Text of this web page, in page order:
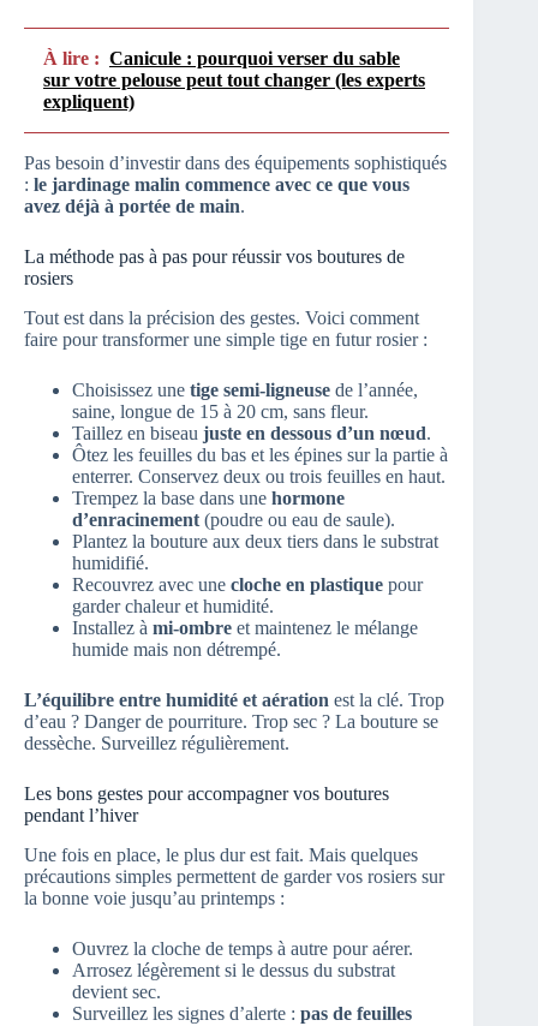
À lire : Canicule : pourquoi verser du sable
sur votre pelouse peut tout changer (les experts
expliquent)
Pas besoin d’investir dans des équipements sophistiqués
: le jardinage malin commence avec ce que vous
avez déjà à portée de main.
La méthode pas à pas pour réussir vos boutures de
rosiers
Tout est dans la précision des gestes. Voici comment
faire pour transformer une simple tige en futur rosier :
Choisissez une tige semi-ligneuse de l’année,
saine, longue de 15 à 20 cm, sans fleur.
Taillez en biseau juste en dessous d’un nœud.
Ôtez les feuilles du bas et les épines sur la partie à
enterrer. Conservez deux ou trois feuilles en haut.
Trempez la base dans une hormone
d’enracinement (poudre ou eau de saule).
Plantez la bouture aux deux tiers dans le substrat
humidifié.
Recouvrez avec une cloche en plastique pour
garder chaleur et humidité.
Installez à mi-ombre et maintenez le mélange
humide mais non détrempé.
L’équilibre entre humidité et aération est la clé. Trop
d’eau ? Danger de pourriture. Trop sec ? La bouture se
dessèche. Surveillez régulièrement.
Les bons gestes pour accompagner vos boutures
pendant l’hiver
Une fois en place, le plus dur est fait. Mais quelques
précautions simples permettent de garder vos rosiers sur
la bonne voie jusqu’au printemps :
Ouvrez la cloche de temps à autre pour aérer.
Arrosez légèrement si le dessus du substrat
devient sec.
Surveillez les signes d’alerte : pas de feuilles